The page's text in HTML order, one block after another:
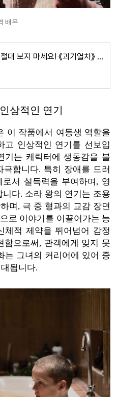
배우
심장이 약하면 절대 보지 마세요! 《괴기열차》 CGV 단독 예고편 대공개, 미스터리가 숨겨져 있는
상적인 연기
이 작품에서 여동생 역할을
고 인상적인 연기를 선보입
기는 캐릭터에 생동감을 불
합니다. 특히 장애를 드러
서 설득력을 부여하며, 영
다. 소라 왕의 연기는 조용
며, 극 중 형과의 교감 장면
로 이야기를 이끌어가는 능
체적 제약을 뛰어넘어 감정
함으로써, 관객에게 잊지 못
는 그녀의 커리어에 있어 중
됩니다.